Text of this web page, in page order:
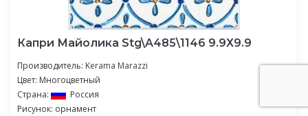
Капри Майолика Stg\A485\1146 9.9Х9.9
Производитель: Kerama Marazzi
Цвет: Многоцветный
Страна:
Россия
Рисунок: орнамент